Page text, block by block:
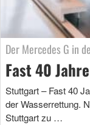
Der Mercedes G in
Fast 40
Stuttgart – Fast 40
der Wasserrettung.
Stuttgart zu …